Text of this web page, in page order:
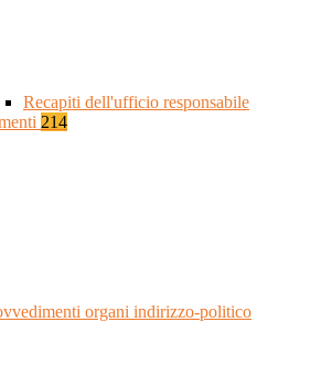
Recapiti dell'ufficio responsabile
214
organi indirizzo-politico